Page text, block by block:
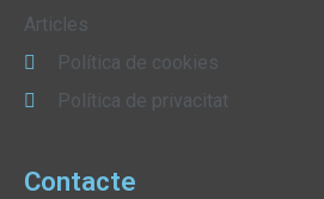
Articles
Política de cookies
Política de privacitat
Contacte